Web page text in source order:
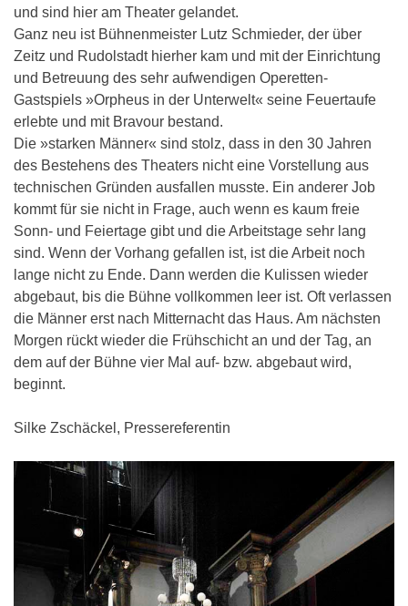
und sind hier am Theater gelandet.
Ganz neu ist Bühnenmeister Lutz Schmieder, der über
Zeitz und Rudolstadt hierher kam und mit der Einrichtung
und Betreuung des sehr aufwendigen Operetten-
Gastspiels »Orpheus in der Unterwelt« seine Feuertaufe
erlebte und mit Bravour bestand.
Die »starken Männer« sind stolz, dass in den 30 Jahren
des Bestehens des Theaters nicht eine Vorstellung aus
technischen Gründen ausfallen musste. Ein anderer Job
kommt für sie nicht in Frage, auch wenn es kaum freie
Sonn- und Feiertage gibt und die Arbeitstage sehr lang
sind. Wenn der Vorhang gefallen ist, ist die Arbeit noch
lange nicht zu Ende. Dann werden die Kulissen wieder
abgebaut, bis die Bühne vollkommen leer ist. Oft verlassen
die Männer erst nach Mitternacht das Haus. Am nächsten
Morgen rückt wieder die Frühschicht an und der Tag, an
dem auf der Bühne vier Mal auf- bzw. abgebaut wird,
beginnt.
Silke Zschäckel, Pressereferentin